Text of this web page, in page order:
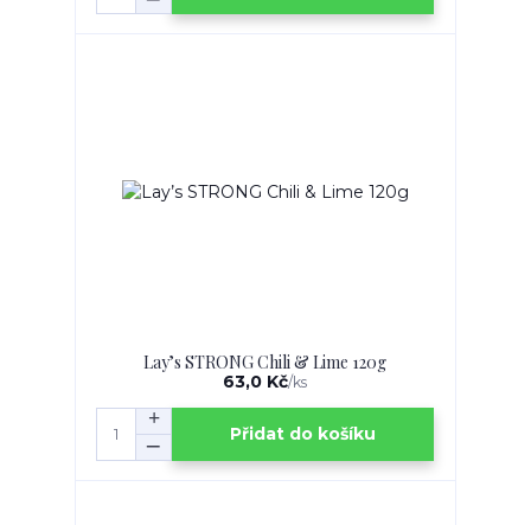
Lay’s STRONG Chili & Lime 120g
63,0 Kč/ks
Přidat do košíku